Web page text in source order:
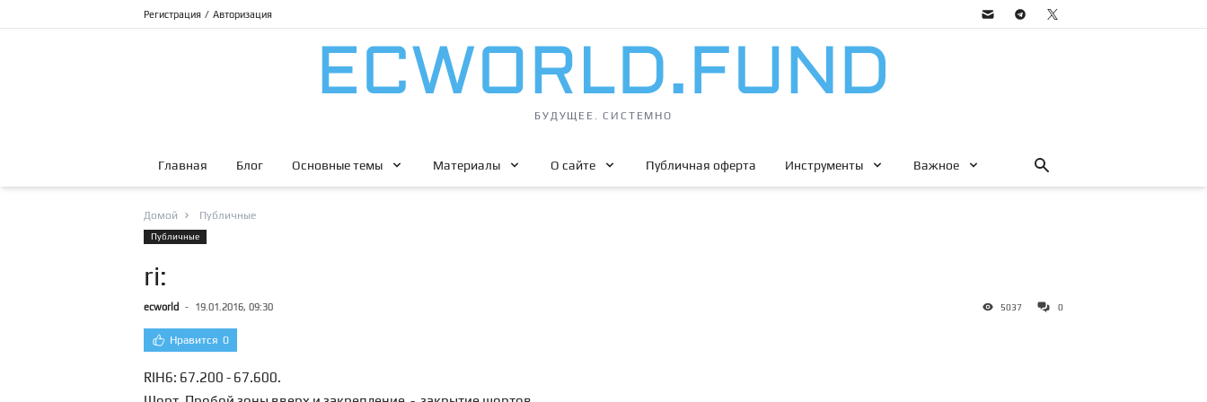
Регистрация / Авторизация
БУДУЩЕЕ. СИСТЕМНО
Главная Блог Основные темы Материалы О сайте Публичная оферта Инструменты Важное
Домой Публичные
Публичные
ri:
ecworld - 19.01.2016, 09:30 5037 0
Нравится 0
RIH6: 67.200 - 67.600.